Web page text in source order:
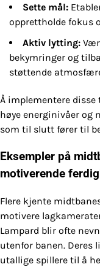
Sette mål:
opprettholde fokus
Aktiv lytting:
bekymringer og
støttende
Å implementere
høye energinivåer og
som til slutt fører til
Eksempler på
motiverende
Flere kjente
motivere
Lampard blir ofte
utenfor banen. Deres
utallige spillere til å